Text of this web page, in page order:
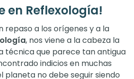
en Reflexología!
repaso a los orígenes y a la
, nos viene a la cabeza la
técnica que parece tan antigua
indicios en muchas
planeta no debe seguir siendo